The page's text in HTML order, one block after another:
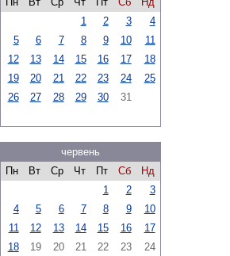
1
2 3
4
5
6 7 8 9 10
11
12
13 14 15 16 17
18
19
20 21 22 23 24
25
26
27 28 29 30 31
червень
Пн
Вт Ср Чт Пт Сб
Нд
1
2
3
4
5 6 7 8 9
10
11
12 13 14 15 16
17
18
19 20 21 22 23
24